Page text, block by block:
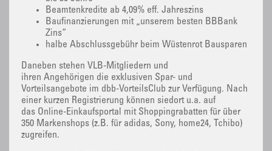
Beamtenkredite ab 4,09% eff. Jahreszins
Baufinanzierungen mit „unserem besten BBBank
Zins“
halbe Abschlussgebühr beim Wüstenrot Bausparen
Daneben stehen VLB-Mitgliedern und
ihren Angehörigen die exklusiven Spar- und
Vorteilsangebote im dbb-VorteilsClub zur Verfügung. Nach
einer kurzen Registrierung können siedort u.a. auf
das Online-Einkaufsportal mit Shoppingrabatten für über
350 Markenshops (z.B. für adidas, Sony, home24, Tchibo)
zugreifen.